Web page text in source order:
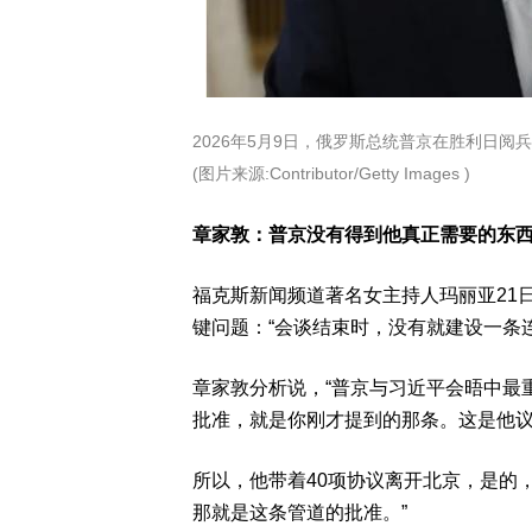
2026年5月9日，俄罗斯总统普京在胜利日阅
(图片来源:Contributor/Getty Images )
章家敦：普京没有得到他真正需要的东
福克斯新闻频道著名女主持人玛丽亚21
键问题：“会谈结束时，没有就建设一
章家敦分析说，“普京与习近平会晤中最
批准，就是你刚才提到的那条。这是他
所以，他带着40项协议离开北京，是的
那就是这条管道的批准。”